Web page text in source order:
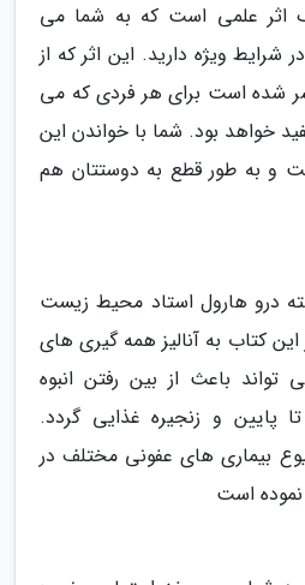
اثر علمی است که به شما می
ویژه دارید. این اثر که از
شده است برای هر فردی که می
خواهد بود. شما با خواندن این
و به طور قطع به دوستتان هم
درو هارول استاد محیط زیست
کتاب به آنالیز همه گیری های
تواند باعث از بین رفتن انبوه
پایین و زنجیره غذایی گردد.
بیماری های عفونی مختلف در
است